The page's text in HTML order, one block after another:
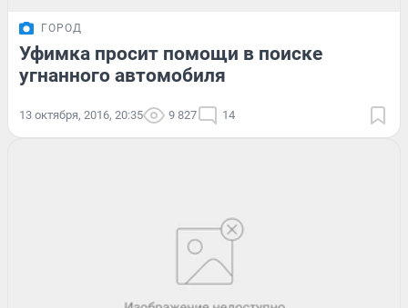
ГОРОД
Уфимка просит помощи в поиске
угнанного автомобиля
13 октября, 2016, 20:35 9 827 14